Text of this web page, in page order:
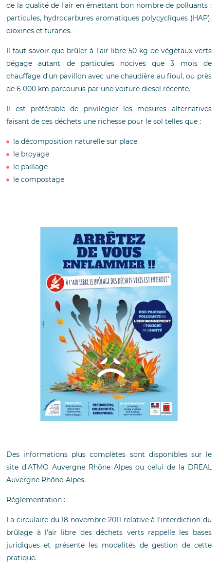
de la qualité de l’air en émettant bon nombre de polluants :
particules, hydrocarbures aromatiques polycycliques (HAP),
dioxines et furanes.
Il faut savoir que brûler à l’air libre 50 kg de végétaux verts
dégage autant de particules nocives que 3 mois de
chauffage d’un pavillon avec une chaudière au fioul, ou près
de 6 000 km parcourus par une voiture diesel récente.
Il est préférable de privilégier les mesures alternatives
faisant de ces déchets une richesse pour le sol telles que :
la décomposition naturelle sur place
le broyage
le paillage
le compostage
Des informations plus complètes sont disponibles sur le
site d’ATMO Auvergne Rhône Alpes ou celui de la DREAL
Auvergne Rhône-Alpes.
Réglementation :
La circulaire du 18 novembre 2011 relative à l’interdiction du
brûlage à l’air libre des déchets verts rappelle les bases
juridiques et présente les modalités de gestion de cette
pratique.